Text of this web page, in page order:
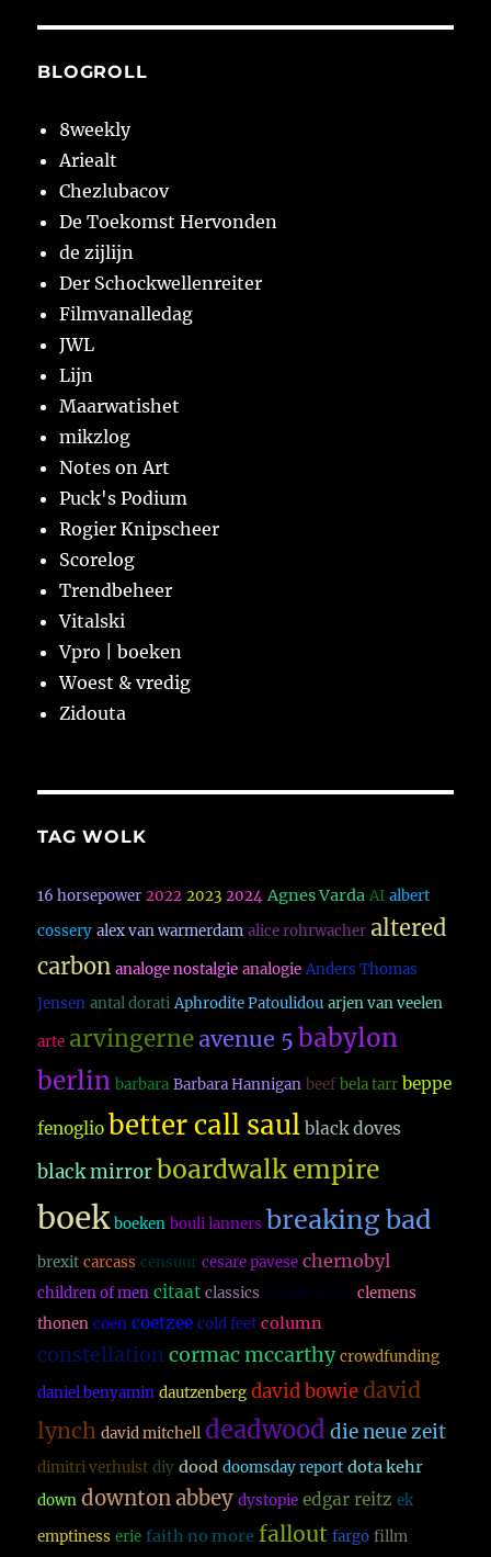
BLOGROLL
8weekly
Ariealt
Chezlubacov
De Toekomst Hervonden
de zijlijn
Der Schockwellenreiter
Filmvanalledag
JWL
Lijn
Maarwatishet
mikzlog
Notes on Art
Puck's Podium
Rogier Knipscheer
Scorelog
Trendbeheer
Vitalski
Vpro | boeken
Woest & vredig
Zidouta
TAG WOLK
16 horsepower 2022 2023 2024 Agnes Varda AI albert
cossery alex van warmerdam alice rohrwacher altered
carbon analoge nostalgie analogie Anders Thomas
Jensen antal dorati Aphrodite Patoulidou arjen van veelen
arte arvingerne avenue 5 babylon
berlin barbara Barbara Hannigan beef bela tarr beppe
fenoglio better call saul black doves
black mirror boardwalk empire
boek boeken bouli lanners breaking bad
brexit carcass censuur cesare pavese chernobyl
children of men citaat classics claude vivier clemens
thonen coen coetzee cold feet column
constellationcormac mccarthy crowdfunding
daniel benyamin dautzenberg david bowie david
lynch david mitchell deadwood die neue zeit
dimitri verhulst diy dood doomsday report dota kehr
down downton abbey dystopie edgar reitz ek
emptiness erie faith no more fallout fargo fillm